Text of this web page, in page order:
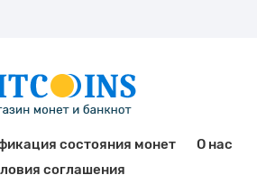
состояния монет
О нас
соглашения